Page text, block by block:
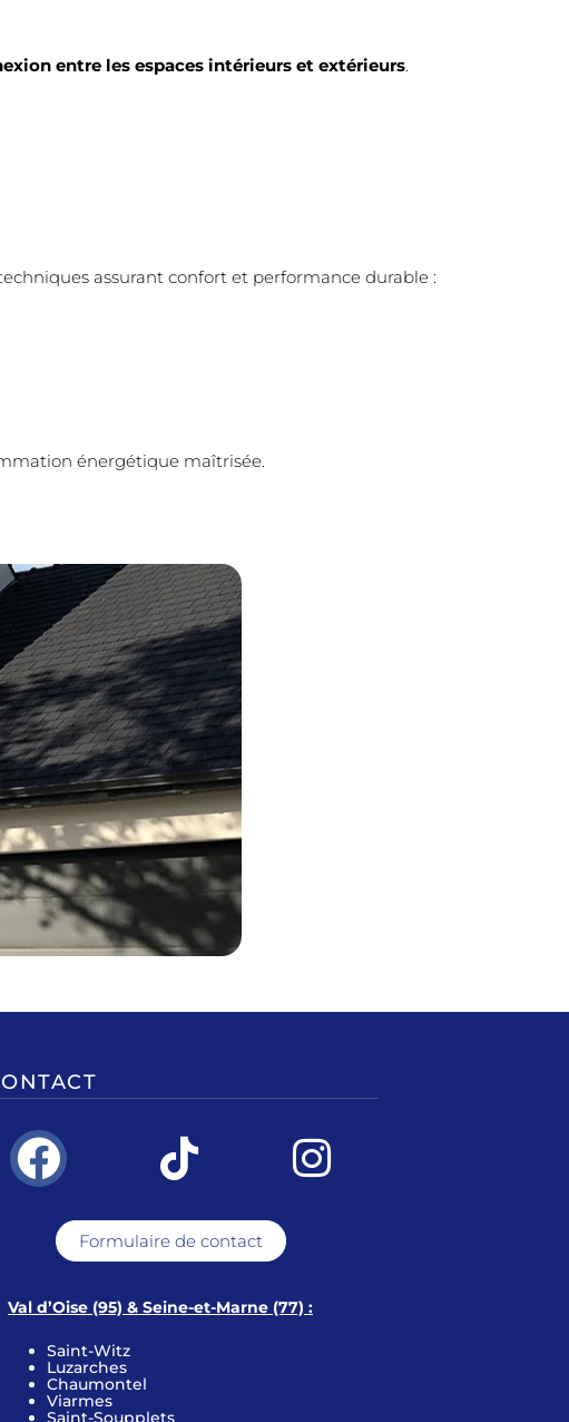
entre les espaces intérieurs et extérieurs.
assurant confort et performance durable :
énergétique maîtrisée.
Formulaire de contact
Val d’Oise (95) & Seine-et-Marne (77) :
Saint-Witz
Luzarches
Chaumontel
Viarmes
Saint-Soupplets